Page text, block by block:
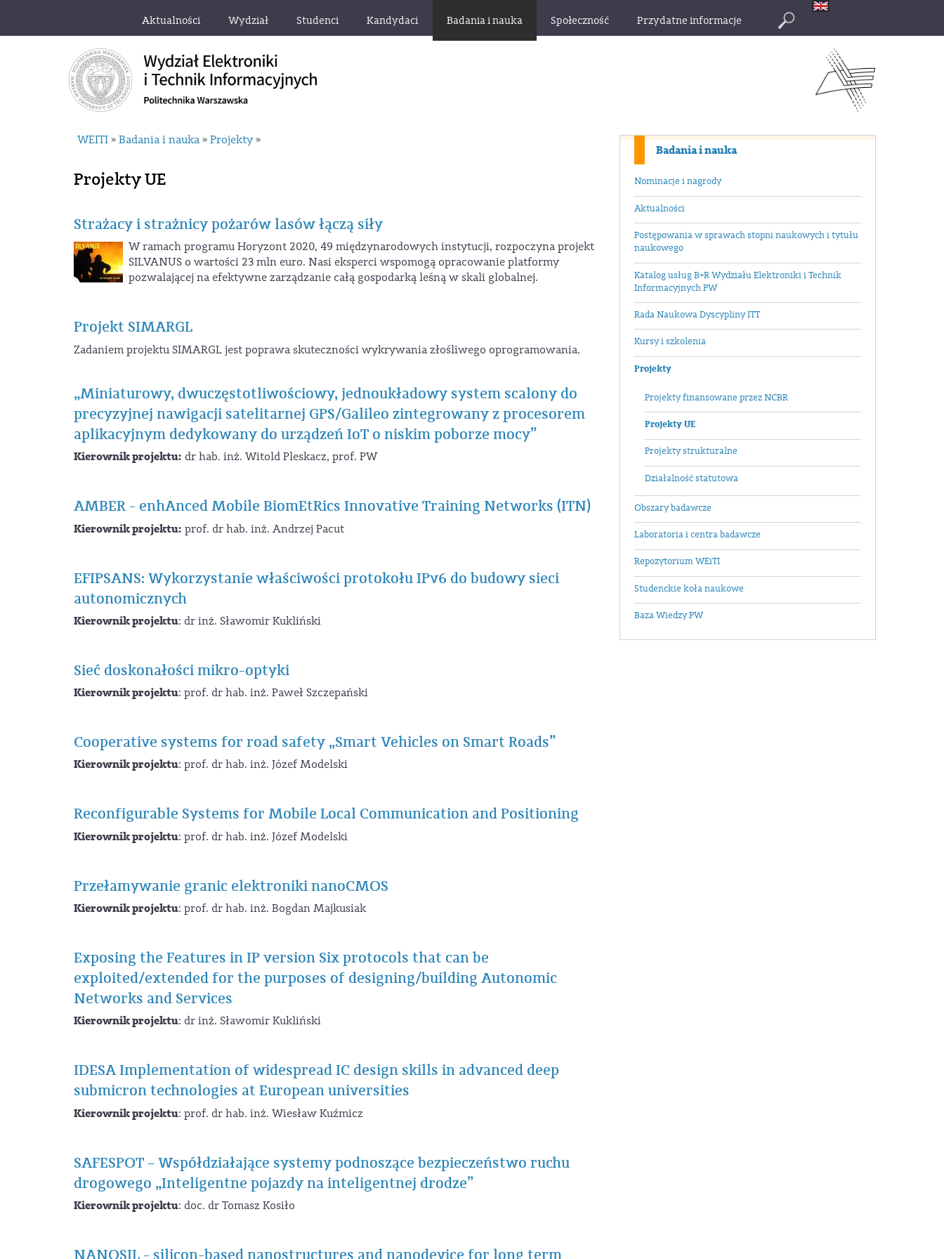
Aktualności Wydział Studenci Kandydaci Badania i nauka Społeczność Przydatne informacje
Badania i nauka
Nominacje i nagrody
Aktualności
Postępowania w sprawach stopni naukowych i tytułu
naukowego
Katalog usług B+R Wydziału Elektroniki i Technik
Informacyjnych PW
Rada Naukowa Dyscypliny ITT
Kursy i szkolenia
Projekty
Projekty finansowane przez NCBR
Projekty UE
Projekty strukturalne
Działalność statutowa
Obszary badawcze
Laboratoria i centra badawcze
Repozytorium WEiTI
Studenckie koła naukowe
Baza Wiedzy PW
WEITI » Badania i nauka » Projekty »
Projekty UE
Strażacy i strażnicy pożarów lasów łączą siły
W ramach programu Horyzont 2020, 49 międzynarodowych instytucji, rozpoczyna projekt
SILVANUS o wartości 23 mln euro. Nasi eksperci wspomogą opracowanie platformy
pozwalającej na efektywne zarządzanie całą gospodarką leśną w skali globalnej.
Projekt SIMARGL
Zadaniem projektu SIMARGL jest poprawa skuteczności wykrywania złośliwego oprogramowania.
„Miniaturowy, dwuczęstotliwościowy, jednoukładowy system scalony do
precyzyjnej nawigacji satelitarnej GPS/Galileo zintegrowany z procesorem
aplikacyjnym dedykowany do urządzeń IoT o niskim poborze mocy”
Kierownik projektu: dr hab. inż. Witold Pleskacz, prof. PW
AMBER - enhAnced Mobile BiomEtRics Innovative Training Networks (ITN)
Kierownik projektu: prof. dr hab. inż. Andrzej Pacut
EFIPSANS: Wykorzystanie właściwości protokołu IPv6 do budowy sieci
autonomicznych
Kierownik projektu: dr inż. Sławomir Kukliński
Sieć doskonałości mikro-optyki
Kierownik projektu: prof. dr hab. inż. Paweł Szczepański
Cooperative systems for road safety „Smart Vehicles on Smart Roads”
Kierownik projektu: prof. dr hab. inż. Józef Modelski
Reconfigurable Systems for Mobile Local Communication and Positioning
Kierownik projektu: prof. dr hab. inż. Józef Modelski
Przełamywanie granic elektroniki nanoCMOS
Kierownik projektu: prof. dr hab. inż. Bogdan Majkusiak
Exposing the Features in IP version Six protocols that can be
exploited/extended for the purposes of designing/building Autonomic
Networks and Services
Kierownik projektu: dr inż. Sławomir Kukliński
IDESA Implementation of widespread IC design skills in advanced deep
submicron technologies at European universities
Kierownik projektu: prof. dr hab. inż. Wiesław Kuźmicz
SAFESPOT – Współdziałające systemy podnoszące bezpieczeństwo ruchu
drogowego „Inteligentne pojazdy na inteligentnej drodze”
Kierownik projektu: doc. dr Tomasz Kosiło
NANOSIL - silicon-based nanostructures and nanodevice for long term